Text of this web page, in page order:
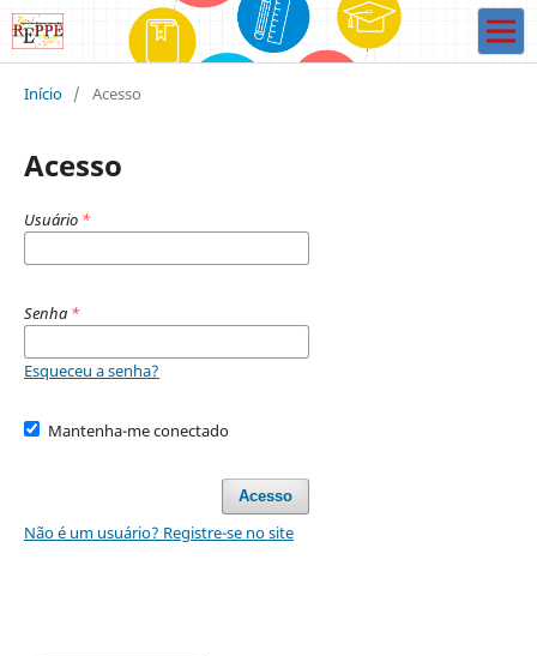
Início / Acesso
Acesso
Usuário *
Senha *
Esqueceu a senha?
Mantenha-me conectado
Acesso
Não é um usuário? Registre-se no site